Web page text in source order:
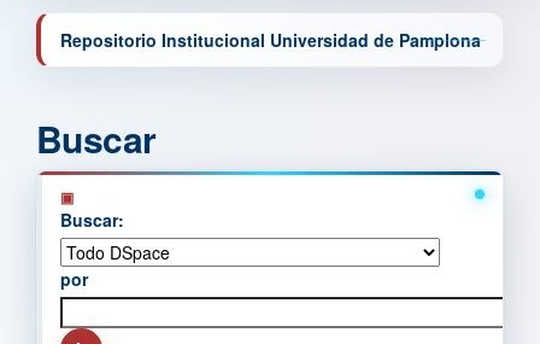
Repositorio Institucional Universidad de Pamplona
Buscar
Buscar:
por